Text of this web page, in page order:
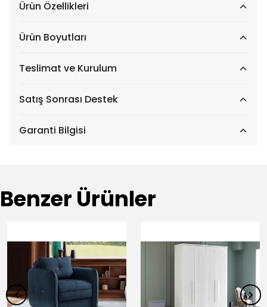
Ürün Özellikleri
Ürün Boyutları
Teslimat ve Kurulum
Satış Sonrası Destek
Garanti Bilgisi
Benzer Ürünler